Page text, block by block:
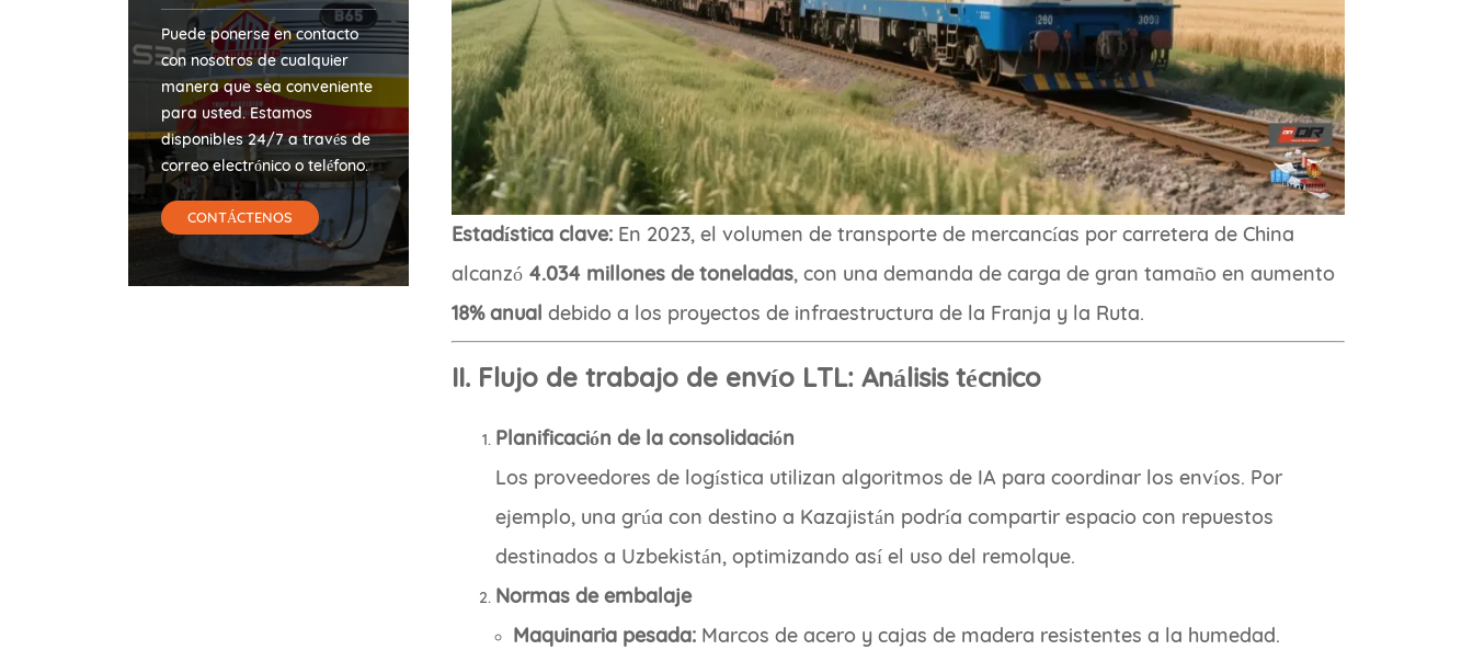
Puede ponerse en contacto
con nosotros de cualquier
manera que sea conveniente
para usted. Estamos
disponibles 24/7 a través de
correo electrónico o teléfono.
CONTÁCTENOS
Estadística clave: En 2023, el volumen de transporte de mercancías por carretera de China
alcanzó 4.034 millones de toneladas, con una demanda de carga de gran tamaño en aumento
18% anual debido a los proyectos de infraestructura de la Franja y la Ruta.
II. Flujo de trabajo de envío LTL: Análisis técnico
Planificación de la consolidación
Los proveedores de logística utilizan algoritmos de IA para coordinar los envíos. Por
ejemplo, una grúa con destino a Kazajistán podría compartir espacio con repuestos
destinados a Uzbekistán, optimizando así el uso del remolque.
Normas de embalaje
Maquinaria pesada: Marcos de acero y cajas de madera resistentes a la humedad.